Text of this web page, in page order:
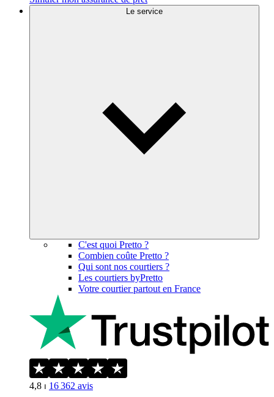
Le service
C'est quoi Pretto ?
Combien coûte Pretto ?
Qui sont nos courtiers ?
Les courtiers byPretto
Votre courtier partout en France
4,8 ⏐ 16 362 avis